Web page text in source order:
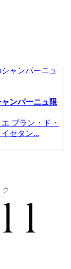
ンパーニュ限
ブラン・ド・
セタン...